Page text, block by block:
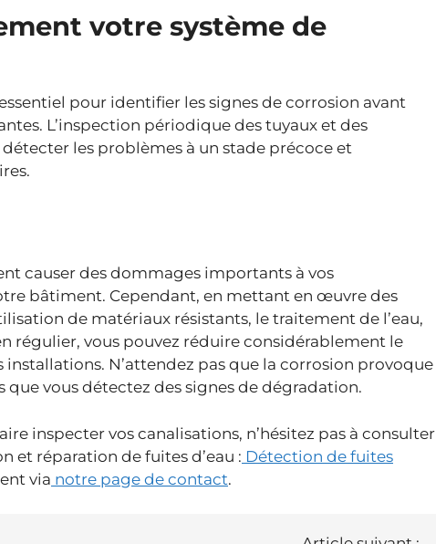
votre système de
pour identifier les signes de corrosion avant
L’inspection périodique des tuyaux et des
les problèmes à un stade précoce et
causer des dommages importants à vos
bâtiment. Cependant, en mettant en œuvre des
de matériaux résistants, le traitement de l’eau,
régulier, vous pouvez réduire considérablement le
N’attendez pas que la corrosion provoque
que vous détectez des signes de dégradation.
inspecter vos canalisations, n’hésitez pas à consulter
et réparation de fuites d’eau : Détection de fuites
via notre page de contact.